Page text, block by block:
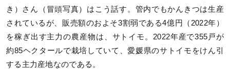
き）さん（冒頭写真）はこう話す。管内でもかんきつは生産
されているが、販売額のおよそ3割弱である4億円（2022年）
を稼ぎ出す主力の農産物は、サトイモ。2022年産で355戸が
約85ヘクタールで栽培していて、愛媛県のサトイモをけん引
する主力産地なのである。